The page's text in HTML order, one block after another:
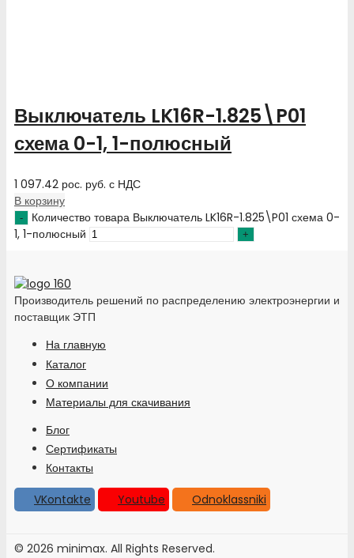
Выключатель LK16R-1.825\P01
схема 0-1, 1-полюсный
1 097.42 рос. руб. с НДС
В корзину
Количество товара Выключатель LK16R-1.825\P01 схема 0-
1, 1-полюсный
Производитель решений по распределению электроэнергии и
поставщик ЭТП
На главную
Каталог
О компании
Материалы для скачивания
Блог
Сертификаты
Контакты
VKontakte
Youtube Odnoklassniki
© 2026 minimax. All Rights Reserved.